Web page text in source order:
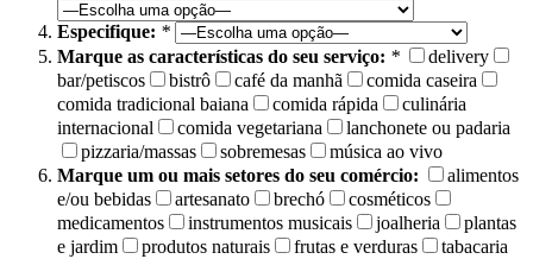
Especifique: *
Marque as características do seu serviço: *
delivery
bar/petiscos
bistrô café da manhã
comida caseira
comida tradicional baiana
comida rápida
culinária
internacional
comida vegetariana
lanchonete ou padaria
pizzaria/massas
sobremesas
música ao vivo
Marque um ou mais setores do seu comércio:
alimentos
e/ou bebidas
artesanato brechó
cosméticos
medicamentos
instrumentos musicais joalheria
plantas
e jardim
produtos naturais frutas e verduras
tabacaria